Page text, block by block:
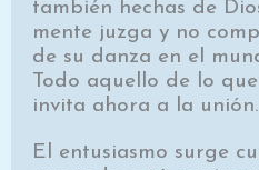
también hechas de
mente juzga y no
de su danza en el
Todo aquello de lo
invita ahora a la unión.
El entusiasmo surge